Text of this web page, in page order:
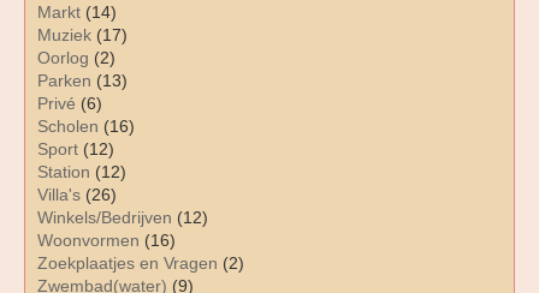
Markt (14)
Muziek (17)
Oorlog (2)
Parken (13)
Privé (6)
Scholen (16)
Sport (12)
Station (12)
Villa's (26)
Winkels/Bedrijven (12)
Woonvormen (16)
Zoekplaatjes en Vragen (2)
Zwembad(water) (9)